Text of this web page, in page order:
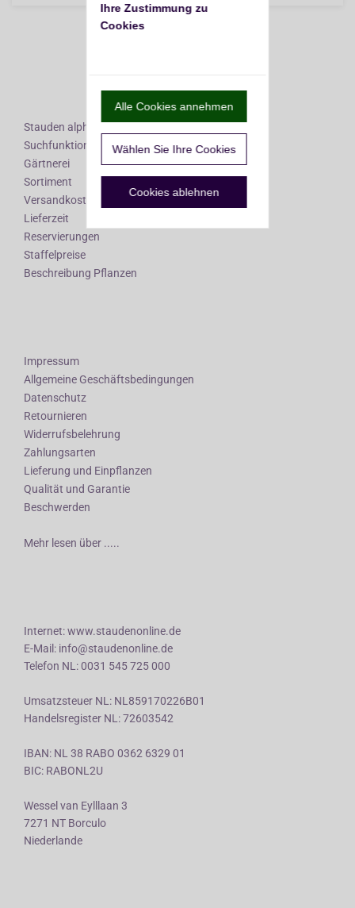
Stauden alphabetisch
Suchfunktionen
Gärtnerei
Sortiment
Versandkosten
Lieferzeit
Reservierungen
Staffelpreise
Beschreibung Pflanzen
Impressum
Allgemeine Geschäftsbedingungen
Datenschutz
Retournieren
Widerrufsbelehrung
Zahlungsarten
Lieferung und Einpflanzen
Qualität und Garantie
Beschwerden
Mehr lesen über .....
Internet: www.staudenonline.de
E-Mail: info@staudenonline.de
Telefon NL: 0031 545 725 000
Umsatzsteuer NL: NL859170226B01
Handelsregister NL: 72603542
IBAN: NL 38 RABO 0362 6329 01
BIC: RABONL2U
Wessel van Eylllaan 3
7271 NT Borculo
Niederlande
Ihre Zustimmung zu
Cookies
Alle Cookies annehmen
Wählen Sie Ihre Cookies
Cookies ablehnen